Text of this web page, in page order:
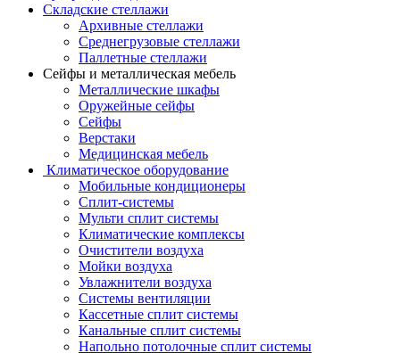
Складские стеллажи
Архивные стеллажи
Среднегрузовые стеллажи
Паллетные стеллажи
Сейфы и металлическая мебель
Металлические шкафы
Оружейные сейфы
Сейфы
Верстаки
Медицинская мебель
Климатическое оборудование
Мобильные кондиционеры
Сплит-системы
Мульти сплит системы
Климатические комплексы
Очистители воздуха
Мойки воздуха
Увлажнители воздуха
Системы вентиляции
Кассетные сплит системы
Канальные сплит системы
Напольно потолочные сплит системы